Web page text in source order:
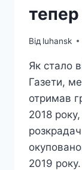
Від luhansk
Як стало
Газети,
отримав
2018
2019